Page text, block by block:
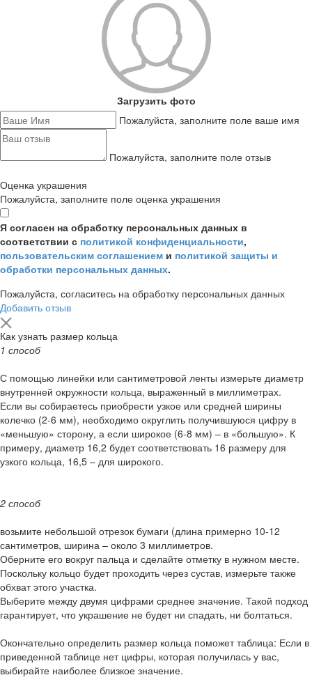
Загрузить фото
Пожалуйста, заполните поле ваше имя
Пожалуйста, заполните поле отзыв
Оценка украшения
Пожалуйста, заполните поле оценка украшения
Я согласен на обработку персональных данных в
соответствии с политикой конфиденциальности,
пользовательским соглашением и политикой защиты и
обработки персональных данных.
Пожалуйста, согласитесь на обработку персональных данных
Добавить отзыв
Как узнать размер кольца
1 способ
С помощью линейки или сантиметровой ленты измерьте диаметр
внутренней окружности кольца, выраженный в миллиметрах.
Если вы собираетесь приобрести узкое или средней ширины
колечко (2-6 мм), необходимо округлить получившуюся цифру в
«меньшую» сторону, а если широкое (6-8 мм) – в «большую». К
примеру, диаметр 16,2 будет соответствовать 16 размеру для
узкого кольца, 16,5 – для широкого.
2 способ
возьмите небольшой отрезок бумаги (длина примерно 10-12
сантиметров, ширина – около 3 миллиметров.
Оберните его вокруг пальца и сделайте отметку в нужном месте.
Поскольку кольцо будет проходить через сустав, измерьте также
обхват этого участка.
Выберите между двумя цифрами среднее значение. Такой подход
гарантирует, что украшение не будет ни спадать, ни болтаться.
Окончательно определить размер кольца поможет таблица: Если в
приведенной таблице нет цифры, которая получилась у вас,
выбирайте наиболее близкое значение.